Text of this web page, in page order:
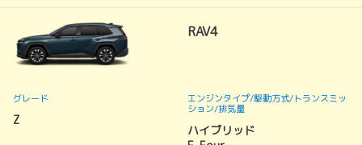
RAV4
グレード
Z
エンジンタイプ/駆動方式/トランスミッ
ション/排気量
ハイブリッド